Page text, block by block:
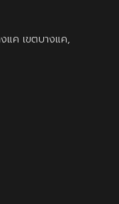
แค เขตบางแค,